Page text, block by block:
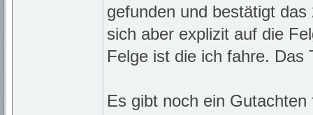
gefunden und bestätigt
sich aber explizit auf die
Felge ist die ich fahre. Das
Es gibt noch ein